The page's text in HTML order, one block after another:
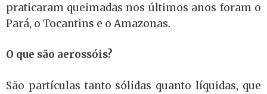
praticaram queimadas nos últimos anos foram o
Pará, o Tocantins e o Amazonas.
O que são aerossóis?
São partículas tanto sólidas quanto líquidas, que